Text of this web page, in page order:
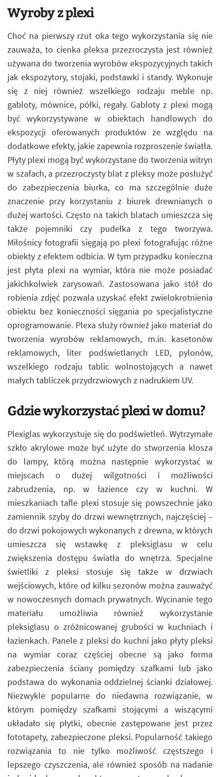
Wyroby z plexi
Choć na pierwszy rzut oka tego wykorzystania się nie
zauważa, to cienka pleksa przezroczysta jest również
używana do tworzenia wyrobów ekspozycyjnych takich
jak ekspozytory, stojaki, podstawki i standy. Wykonuje
się z niej również wszelkiego rodzaju meble np.
gabloty, mównice, półki, regały. Gabloty z plexi mogą
być wykorzystywane w obiektach handlowych do
ekspozycji oferowanych produktów ze względu na
dodatkowe efekty, jakie zapewnia rozproszenie światła.
Płyty plexi mogą być wykorzystane do tworzenia witryn
w szafach, a przezroczysty blat z pleksy może posłużyć
do zabezpieczenia biurka, co ma szczególnie duże
znaczenie przy korzystaniu z biurek drewnianych o
dużej wartości. Często na takich blatach umieszcza się
także pojemniki czy pudełka z tego tworzywa.
Miłośnicy fotografii sięgają po plexi fotografując różne
obiekty z efektem odbicia. W tym przypadku konieczna
jest płyta plexi na wymiar, która nie może posiadać
jakichkolwiek zarysowań. Zastosowana jako stół do
robienia zdjęć pozwala uzyskać efekt zwielokrotnienia
obiektu bez konieczności sięgania po specjalistyczne
oprogramowanie. Plexa służy również jako materiał do
tworzenia wyrobów reklamowych, m.in. kasetonów
reklamowych, liter podświetlanych LED, pylonów,
wszelkiego rodzaju tablic wolnostojących a nawet
małych tabliczek przydrzwiowych z nadrukiem UV.
Gdzie wykorzystać plexi w domu?
Plexiglas wykorzystuje się do podświetleń. Wytrzymałe
szkło akrylowe może być użyte do stworzenia klosza
do lampy, którą można następnie wykorzystać w
miejscach o dużej wilgotności i możliwości
zabrudzenia, np. w łazience czy w kuchni. W
mieszkaniach tafle plexi stosuje się powszechnie jako
zamiennik szyby do drzwi wewnętrznych, najczęściej –
do drzwi pokojowych wykonanych z drewna, w których
umieszcza się wstawkę z pleksiglasu w celu
zwiększenia dostępu światła do wnętrza. Specjalne
świetliki z pleksi stosuje się także w drzwiach
wejściowych, które od kilku sezonów można zauważyć
w nowoczesnych domach prywatnych. Wycinanie tego
materiału umożliwia również wykorzystanie
pleksiglasu o zróżnicowanej grubości w kuchniach i
łazienkach. Panele z pleksi do kuchni jako płyty pleksi
na wymiar coraz częściej obecne są jako forma
zabezpieczenia ściany pomiędzy szafkami lub jako
podstawa do wykonania oddzielnej ścianki działowej.
Niezwykle popularne do niedawna rozwiązanie, w
którym pomiędzy szafkami stojącymi a wiszącymi
układało się płytki, obecnie zastępowane jest przez
fototapety, zabezpieczone pleksi. Popularność takiego
rozwiązania to nie tylko możliwość częstszego i
lepszego czyszczenia, ale również sposób na nadanie